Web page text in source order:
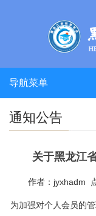
导航菜单
通知公告
关于黑龙江
作者：jyxhadm
为加强对个人会员的